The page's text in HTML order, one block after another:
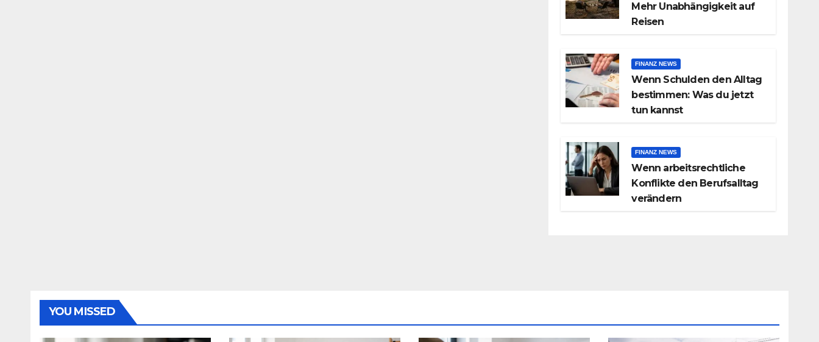
Mehr Unabhängigkeit auf
Reisen
FINANZ NEWS
Wenn Schulden den Alltag
bestimmen: Was du jetzt
tun kannst
FINANZ NEWS
Wenn arbeitsrechtliche
Konflikte den Berufsalltag
verändern
YOU MISSED